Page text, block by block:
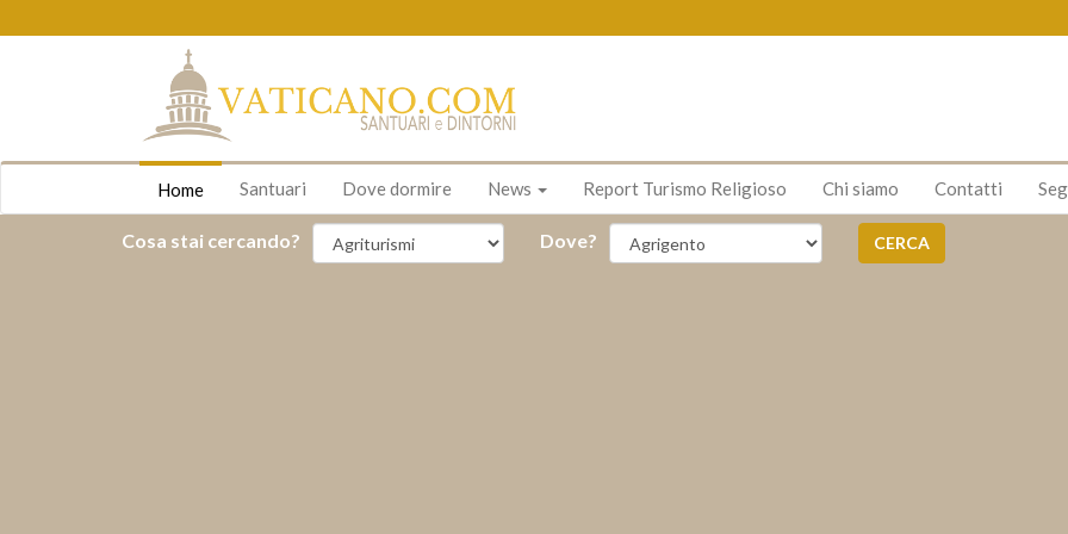
Home Santuari Dove dormire News Report Turismo Religioso Chi siamo Contatti
Cosa stai cercando? Dove? CERCA